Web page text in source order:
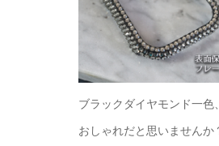
ブラックダイヤモンド一色
おしゃれだと思いませんか